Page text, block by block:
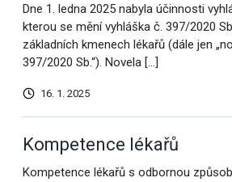
Dne 1. ledna 2025 nabyla účinnosti
kterou se mění vyhláška č. 397/2020
základních kmenech lékařů (dále jen
397/2020 Sb.“). Novela […]
16. 1. 2025
Kompetence lékařů
Kompetence lékařů s odbornou